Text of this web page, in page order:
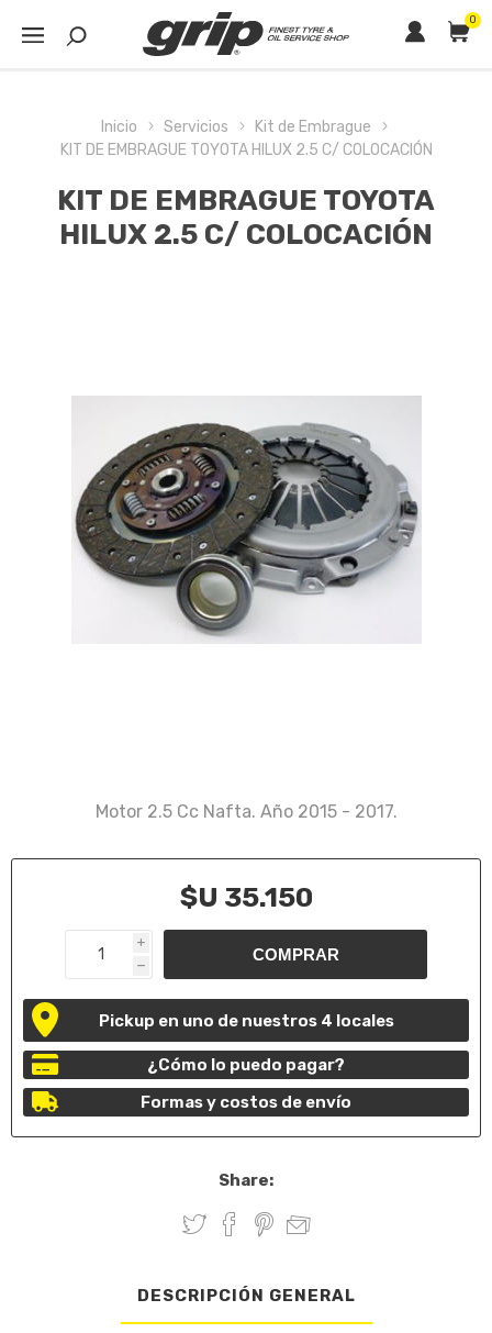
0
Inicio Servicios
Kit de Embrague
KIT DE EMBRAGUE TOYOTA HILUX 2.5 C/ COLOCACIÓN
KIT DE EMBRAGUE TOYOTA
HILUX 2.5 C/ COLOCACIÓN
Motor 2.5 Cc Nafta. Año 2015 - 2017.
$U 35.150
i
h
Pickup en uno de nuestros 4 locales
¿Cómo lo puedo pagar?
Formas y costos de envío
Share:
DESCRIPCIÓN GENERAL